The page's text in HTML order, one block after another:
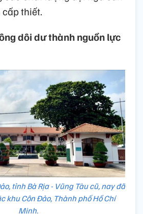
thiết.
dôi dư thành nguồn lực
tỉnh Bà Rịa - Vũng Tàu cũ, nay đã
khu Côn Đảo, Thành phố Hồ Chí
Minh.